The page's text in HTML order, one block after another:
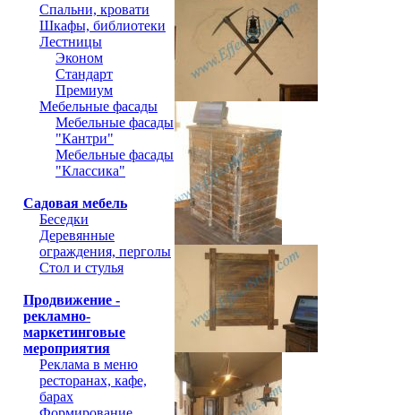
Спальни, кровати
Шкафы, библиотеки
Лестницы
Эконом
Стандарт
Премиум
Мебельные фасады
Мебельные фасады
"Кантри"
Мебельные фасады
"Классика"
Садовая мебель
Беседки
Деревянные
ограждения, перголы
Стол и стулья
Продвижение -
рекламно-
маркетинговые
мероприятия
Реклама в меню
ресторанах, кафе,
барах